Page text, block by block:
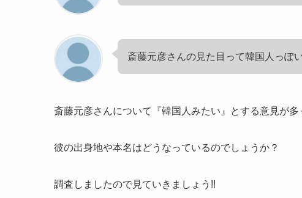
斎藤元彦さんの見た目って韓国人っぽ
斎藤元彦さんについて『韓国人みたい』とする意見が多
彼の出身地や本名はどうなっているのでしょうか？
調査しましたので見ていきましょう!!